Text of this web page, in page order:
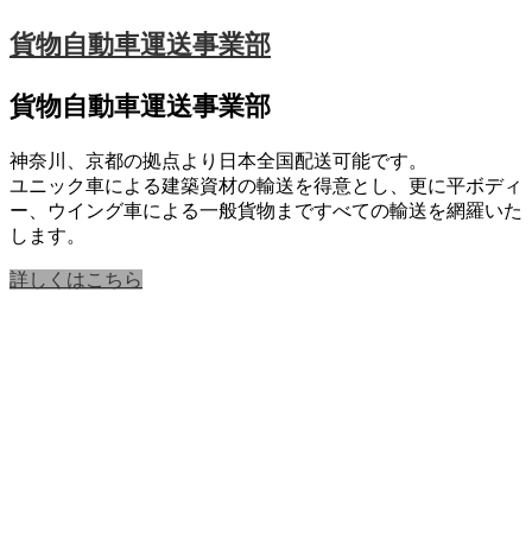
貨物自動車運送事業部
貨物自動車運送事業部
神奈川、京都の拠点より日本全国配送可能です。
ユニック車による建築資材の輸送を得意とし、更に平ボディ
ー、ウイング車による一般貨物まですべての輸送を網羅いた
します。
詳しくはこちら